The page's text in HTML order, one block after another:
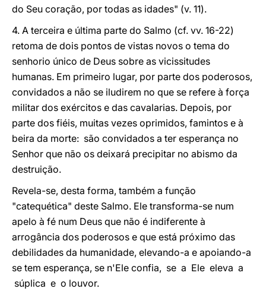
do Seu coração, por todas as idades" (v. 11).
4. A terceira e última parte do Salmo (cf. vv. 16-22)
retoma de dois pontos de vistas novos o tema do
senhorio único de Deus sobre as vicissitudes
humanas. Em primeiro lugar, por parte dos poderosos,
convidados a não se iludirem no que se refere à força
militar dos exércitos e das cavalarias. Depois, por
parte dos fiéis, muitas vezes oprimidos, famintos e à
beira da morte: são convidados a ter esperança no
Senhor que não os deixará precipitar no abismo da
destruição.
Revela-se, desta forma, também a função
"catequética" deste Salmo. Ele transforma-se num
apelo à fé num Deus que não é indiferente à
arrogância dos poderosos e que está próximo das
debilidades da humanidade, elevando-a e apoiando-a
se tem esperança, se n'Ele confia, se a Ele eleva a
súplica e o louvor.